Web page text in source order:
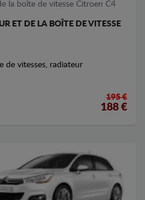
ET DE LA BOÎTE DE VITESSE
de vitesses, radiateur
195 €
188 €